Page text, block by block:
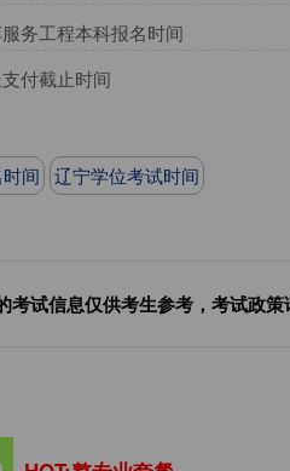
务工程本科报名时间
付截止时间
间 辽宁学位考试时间
试信息仅供考生参考，考试政策